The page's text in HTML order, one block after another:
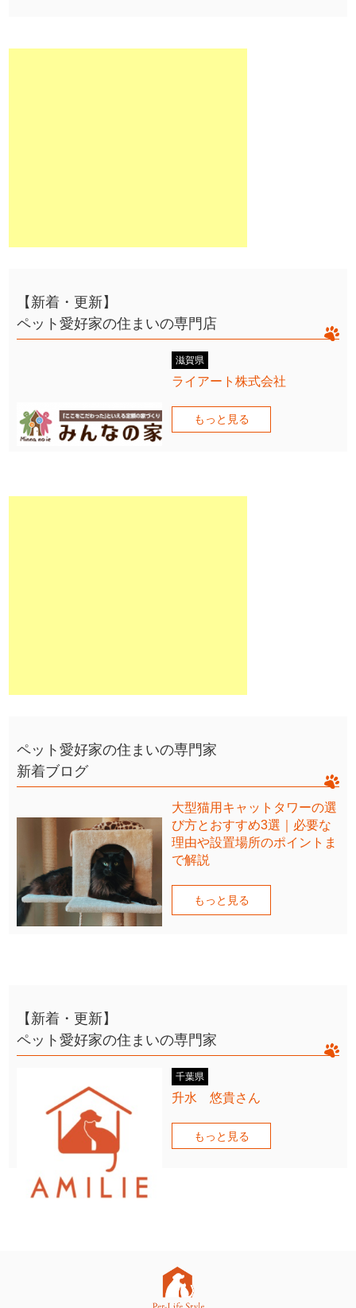
【新着・更新】
ペット愛好家の住まいの専門店
滋賀県
ライアート株式会社
もっと見る
ペット愛好家の住まいの専門家
新着ブログ
大型猫用キャットタワーの選
び方とおすすめ3選｜必要な
理由や設置場所のポイントま
で解説
もっと見る
【新着・更新】
ペット愛好家の住まいの専門家
千葉県
升水 悠貴さん
もっと見る